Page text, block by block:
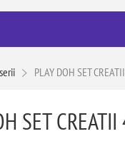
PLAY DOH SET
SET